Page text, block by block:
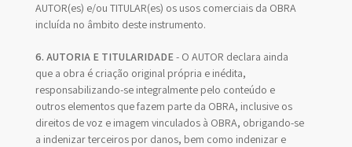
AUTOR(es) e/ou TITULAR(es) os usos comerciais da OBRA
incluída no âmbito deste instrumento.
6. AUTORIA E TITULARIDADE- O AUTOR declara ainda
que a obra é criação original própria e inédita,
responsabilizando-se integralmente pelo conteúdo e
outros elementos que fazem parte da OBRA, inclusive os
direitos de voz e imagem vinculados à OBRA, obrigando-se
a indenizar terceiros por danos, bem como indenizar e